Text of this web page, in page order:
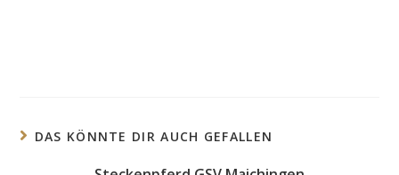
DAS KÖNNTE DIR AUCH GEFALLEN